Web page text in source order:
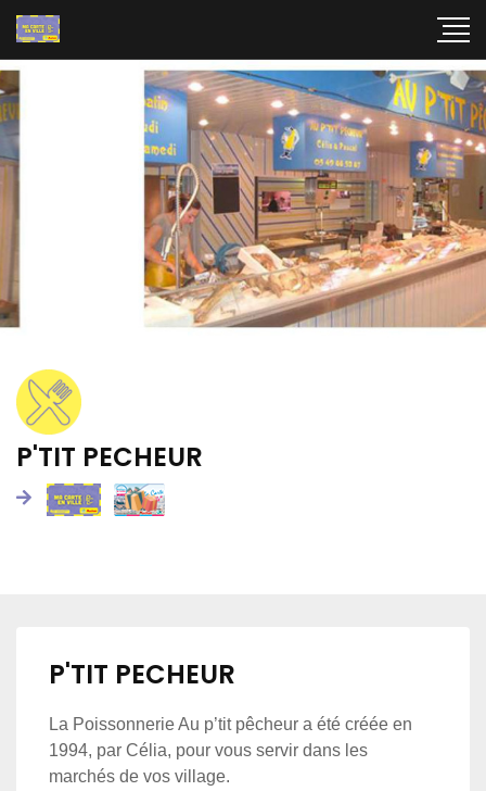
P'TIT PECHEUR
P'TIT PECHEUR
La Poissonnerie Au p’tit pêcheur a été créée en
1994, par Célia, pour vous servir dans les
marchés de vos village.